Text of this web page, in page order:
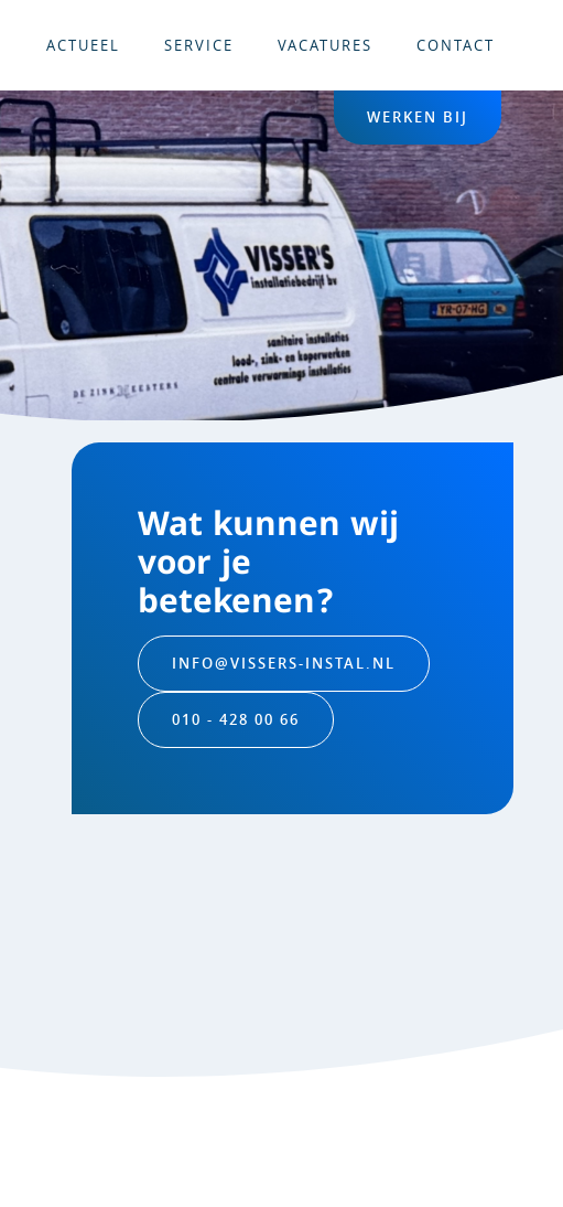
ACTUEEL SERVICE VACATURES CONTACT
WERKEN BIJ
Wat kunnen wij
voor je
betekenen?
INFO@VISSERS-INSTAL.NL
010 - 428 00 66